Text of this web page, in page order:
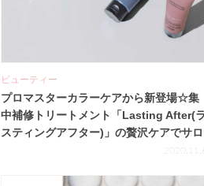
ビューティー
プロマスターカラーケアから新登場☆集
中補修トリートメント「Lasting After(ラ
スティングアフター)」の贅沢ケアでサロ
2020.11.6